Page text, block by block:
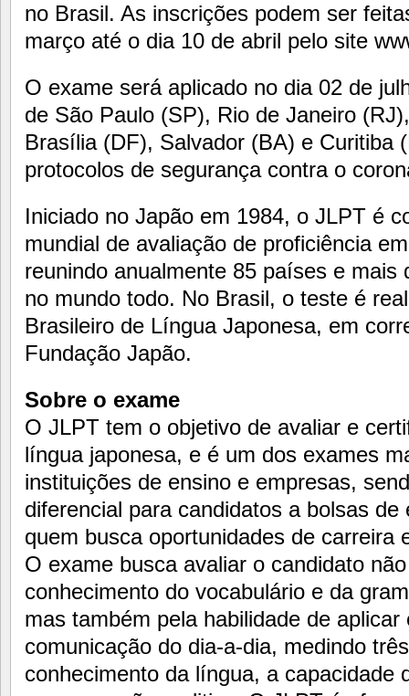
no Brasil. As inscrições podem ser
março até o dia 10 de abril pelo site
O exame será aplicado no dia 02 de
de São Paulo (SP), Rio de Janeiro
Brasília (DF), Salvador (BA) e Curitiba
protocolos de segurança contra o
Iniciado no Japão em 1984, o JLPT é
mundial de avaliação de proficiência
reunindo anualmente 85 países e mais
no mundo todo. No Brasil, o teste é
Brasileiro de Língua Japonesa, em
Fundação Japão.
Sobre o exame
O JLPT tem o objetivo de avaliar e
língua japonesa, e é um dos exames
instituições de ensino e empresas,
diferencial para candidatos a bolsas
quem busca oportunidades de carreira
O exame busca avaliar o candidato
conhecimento do vocabulário e da
mas também pela habilidade de
comunicação do dia-a-dia, medindo
conhecimento da língua, a capacidade